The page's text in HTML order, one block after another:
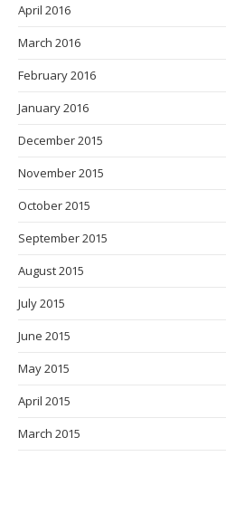
April 2016
March 2016
February 2016
January 2016
December 2015
November 2015
October 2015
September 2015
August 2015
July 2015
June 2015
May 2015
April 2015
March 2015